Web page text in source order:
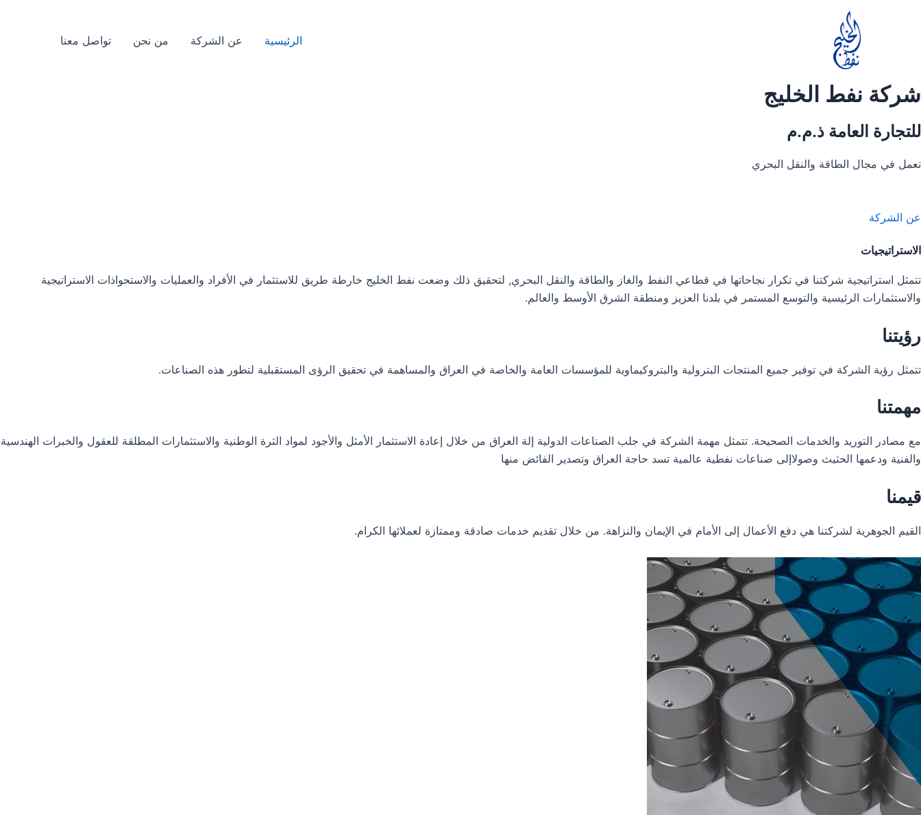
الرئيسية عن الشركة من نحن تواصل معنا
شركة نفط الخليج
للتجارة العامة ذ.م.م
تعمل في مجال الطاقة والنقل البحري
عن الشركة
الاستراتيجيات
تتمثل استراتيجية شركتنا في تكرار نجاحاتها في قطاعي النفط والغاز والطاقة والنقل البحري, لتحقيق ذلك وضعت نفط الخليج خارطة طريق للاستثمار في الأفراد والعمليات والاستحواذات الاستراتيجية
والاستثمارات الرئيسية والتوسع المستمر في بلدنا العزيز ومنطقة الشرق الأوسط والعالم.
رؤيتنا
تتمثل رؤية الشركة في توفير جميع المنتجات البترولية والبتروكيماوية للمؤسسات العامة والخاصة في العراق والمساهمة في تحقيق الرؤى المستقبلية لتطور هذه الصناعات.
مهمتنا
مع مصادر التوريد والخدمات الصحيحة. تتمثل مهمة الشركة في جلب الصناعات الدولية إلة العراق من خلال إعادة الاستثمار الأمثل والأجود لمواد الثرة الوطنية والاستثمارات المطلقة للعقول والخبرات الهندسية
والفنية ودعمها الحثيث وصولاإلى صناعات نفطية عالمية تسد حاجة العراق وتصدير الفائض منها
قيمنا
القيم الجوهرية لشركتنا هي دفع الأعمال إلى الأمام في الإيمان والنزاهة. من خلال تقديم خدمات صادقة وممتازة لعملائها الكرام.